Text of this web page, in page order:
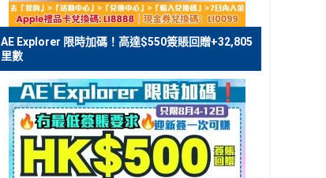
AE Explorer 限時加碼！高達$550簽賬回贈+32,805
里數